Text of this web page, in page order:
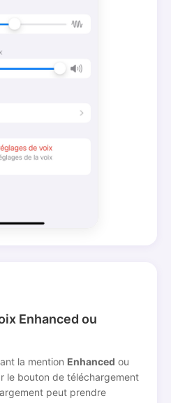
Enhanced ou
la mention Enhanced ou
le bouton de téléchargement
peut prendre